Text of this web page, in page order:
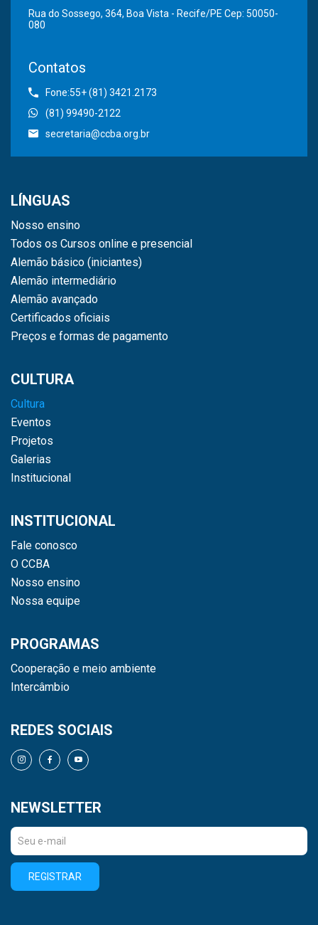
Rua do Sossego, 364, Boa Vista - Recife/PE Cep: 50050-
080
Contatos
Fone:55+ (81) 3421.2173
(81) 99490-2122
secretaria@ccba.org.br
LÍNGUAS
Nosso ensino
Todos os Cursos online e presencial
Alemão básico (iniciantes)
Alemão intermediário
Alemão avançado
Certificados oficiais
Preços e formas de pagamento
CULTURA
Cultura
Eventos
Projetos
Galerias
Institucional
INSTITUCIONAL
Fale conosco
O CCBA
Nosso ensino
Nossa equipe
PROGRAMAS
Cooperação e meio ambiente
Intercâmbio
REDES SOCIAIS
NEWSLETTER
REGISTRAR